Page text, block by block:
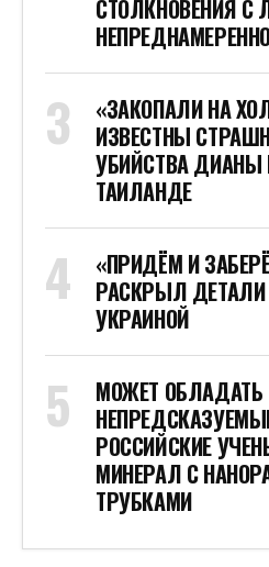
СТОЛКНОВЕНИЯ С
«ЗАКОПАЛИ НА
ИЗВЕСТНЫ
УБИЙСТВА
ТАИЛАНДЕ
«ПРИДЁМ И
РАСКРЫЛ
УКРАИНОЙ
МОЖЕТ ОБЛАДАТЬ
РОССИЙСКИЕ
МИНЕРАЛ С
ТРУБКАМИ